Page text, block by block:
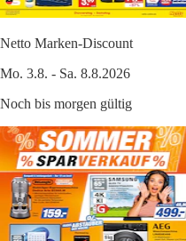
Netto Marken-Discount
Mo. 3.8. - Sa. 8.8.2026
Noch bis morgen gültig